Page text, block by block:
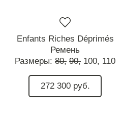
Enfants Riches Déprimés
Ремень
Размеры: 80, 90, 100, 110
272 300 руб.